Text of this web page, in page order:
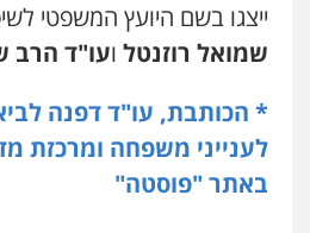
ייצגו בשם היועץ המשפטי
שמואל רוזנטל ועו"ד הרב
* הכותבת, עו"ד דפנה
לענייני משפחה ומרכזת
באתר "פוסטה"
לוי מלאך דדון –
0544231863